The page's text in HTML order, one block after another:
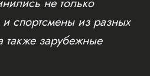
спортсмены из разных
также зарубежные